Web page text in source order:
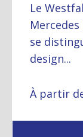
Le
se
design...
À partir